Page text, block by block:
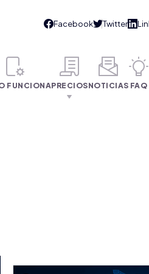
FUNCIONAPRECIOSNOTICIAS FAQ